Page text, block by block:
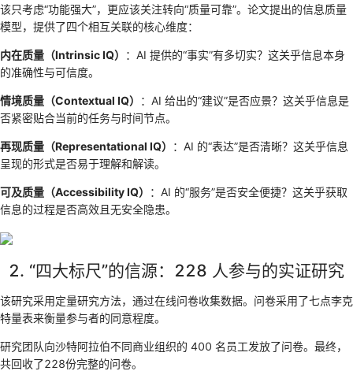
该只考虑“功能强大”，更应该关注转向“质量可靠”。论文提出的信息质量
模型，提供了四个相互关联的核心维度：
内在质量（Intrinsic IQ）
：AI 提供的“事实”有多切实？这关乎信息本身
的准确性与可信度。
情境质量（Contextual IQ）
：AI 给出的“建议”是否应景？这关乎信息是
否紧密贴合当前的任务与时间节点。
再现质量（Representational IQ）
：AI 的“表达”是否清晰？这关乎信息
呈现的形式是否易于理解和解读。
可及质量（Accessibility IQ）
：AI 的“服务”是否安全便捷？这关乎获取
信息的过程是否高效且无安全隐患。
2. “四大标尺”的信源：228 人参与的实证研究
该研究采用定量研究方法，通过在线问卷收集数据。问卷采用了七点李克
特量表来衡量参与者的同意程度。
研究团队向沙特阿拉伯不同商业组织的 400 名员工发放了问卷。最终，
共回收了228份完整的问卷。